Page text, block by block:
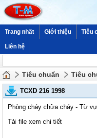
Trang nhất Giới thiệu Tiêu
Liên hệ
Tiêu chuẩn Tiêu
TCXD 216 1998
Phòng cháy chữa cháy - Từ
Tải file xem chi tiết